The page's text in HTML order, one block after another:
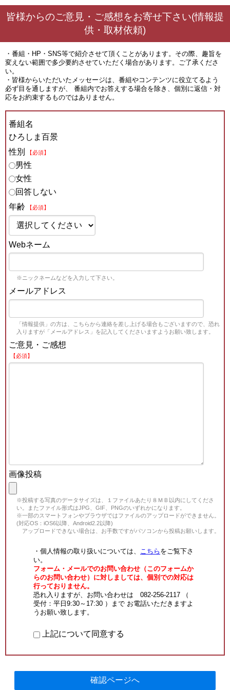
皆様からのご意見・ご感想をお寄せ下さい(情報提
供・取材依頼)
・番組・HP・SNS等で紹介させて頂くことがあります。その際、趣旨を
変えない範囲で多少要約させていただく場合があります。ご了承くださ
い。
・皆様からいただいたメッセージは、番組やコンテンツに役立てるよう
必ず目を通しますが、 番組内でお答えする場合を除き、個別に返信・対
応をお約束するものではありません。
番組名
ひろしま百景
性別
【必須】
男性
女性
回答しない
年齢
【必須】
Webネーム
※ニックネームなどを入力して下さい。
メールアドレス
「情報提供」の方は、こちらから連絡を差し上げる場合もございますので、恐れ
入りますが「メールアドレス」を記入してくださいますようお願い致します。
ご意見・ご感想
【必須】
画像投稿
※投稿する写真のデータサイズは、１ファイルあたり８ＭＢ以内にしてくださ
い。またファイル形式はJPG、GIF、PNGのいずれかになります。
※一部のスマートフォンやブラウザではファイルのアップロードができません。
(対応OS：iOS6以降、Android2.2以降)
アップロードできない場合は、お手数ですがパソコンから投稿お願いします。
・個人情報の取り扱いについては、 こちら をご覧下さ
い。
フォーム・メールでのお問い合わせ（このフォームか
らのお問い合わせ）に対しましては、個別での対応は
行っておりません。
恐れ入りますが、お問い合わせは 082-256-2117 （
受付：平日9:30～17:30 ）まで お電話いただきますよ
うお願い致します。
上記について同意する
確認ページへ